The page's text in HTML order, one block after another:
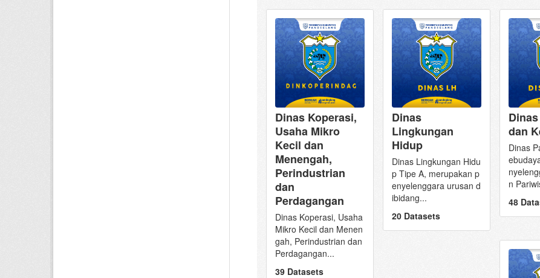
Dinas Koperasi,
Usaha Mikro
Kecil dan
Menengah,
Perindustrian
dan
Perdagangan
Dinas Koperasi, Usaha
Mikro Kecil dan Menen
gah, Perindustrian dan
Perdagangan...
39 Datasets
Dinas
Lingkungan
Hidup
Dinas Lingkungan Hidu
p Tipe A, merupakan p
enyelenggara urusan d
ibidang...
20 Datasets
dan
Dinas
n
48